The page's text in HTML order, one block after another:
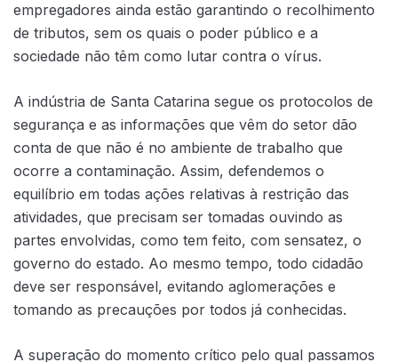
empregadores ainda estão garantindo o recolhimento
de tributos, sem os quais o poder público e a
sociedade não têm como lutar contra o vírus.
A indústria de Santa Catarina segue os protocolos de
segurança e as informações que vêm do setor dão
conta de que não é no ambiente de trabalho que
ocorre a contaminação. Assim, defendemos o
equilíbrio em todas ações relativas à restrição das
atividades, que precisam ser tomadas ouvindo as
partes envolvidas, como tem feito, com sensatez, o
governo do estado. Ao mesmo tempo, todo cidadão
deve ser responsável, evitando aglomerações e
tomando as precauções por todos já conhecidas.
A superação do momento crítico pelo qual passamos